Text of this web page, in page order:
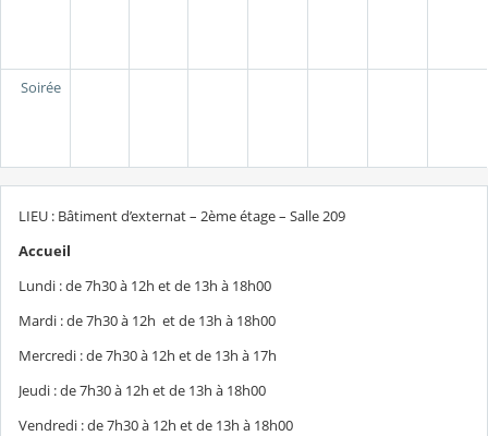
Soirée
LIEU : Bâtiment d’externat – 2ème étage – Salle 209
Accueil
Lundi : de 7h30 à 12h et de 13h à 18h00
Mardi : de 7h30 à 12h et de 13h à 18h00
Mercredi : de 7h30 à 12h et de 13h à 17h
Jeudi : de 7h30 à 12h et de 13h à 18h00
Vendredi : de 7h30 à 12h et de 13h à 18h00